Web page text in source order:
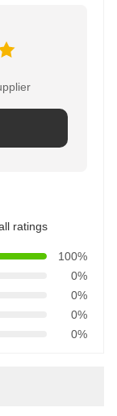
ratings
100%
0%
0%
0%
0%